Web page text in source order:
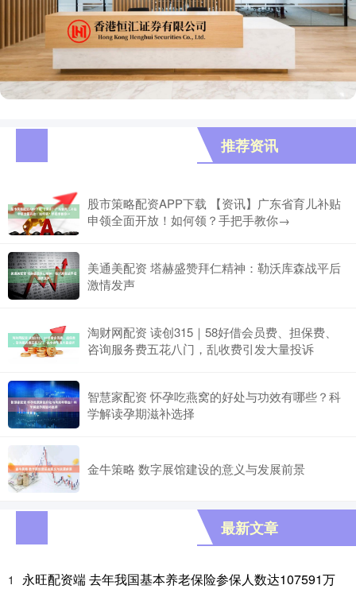
推荐资讯
股市策略配资APP下载 【资讯】广东省育儿补贴
申领全面开放！如何领？手把手教你→
美通美配资 塔赫盛赞拜仁精神：勒沃库森战平后
激情发声
淘财网配资 读创315｜58好借会员费、担保费、
咨询服务费五花八门，乱收费引发大量投诉
智慧家配资 怀孕吃燕窝的好处与功效有哪些？科
学解读孕期滋补选择
金牛策略 数字展馆建设的意义与发展前景
最新文章
1 永旺配资端 去年我国基本养老保险参保人数达107591万